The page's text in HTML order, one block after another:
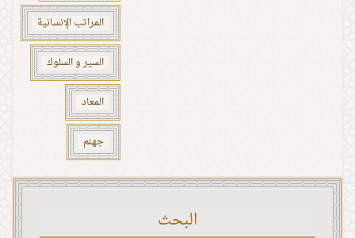
المراتب الإنسانية
السير و السلوك
المعاد
جهنم
البحث